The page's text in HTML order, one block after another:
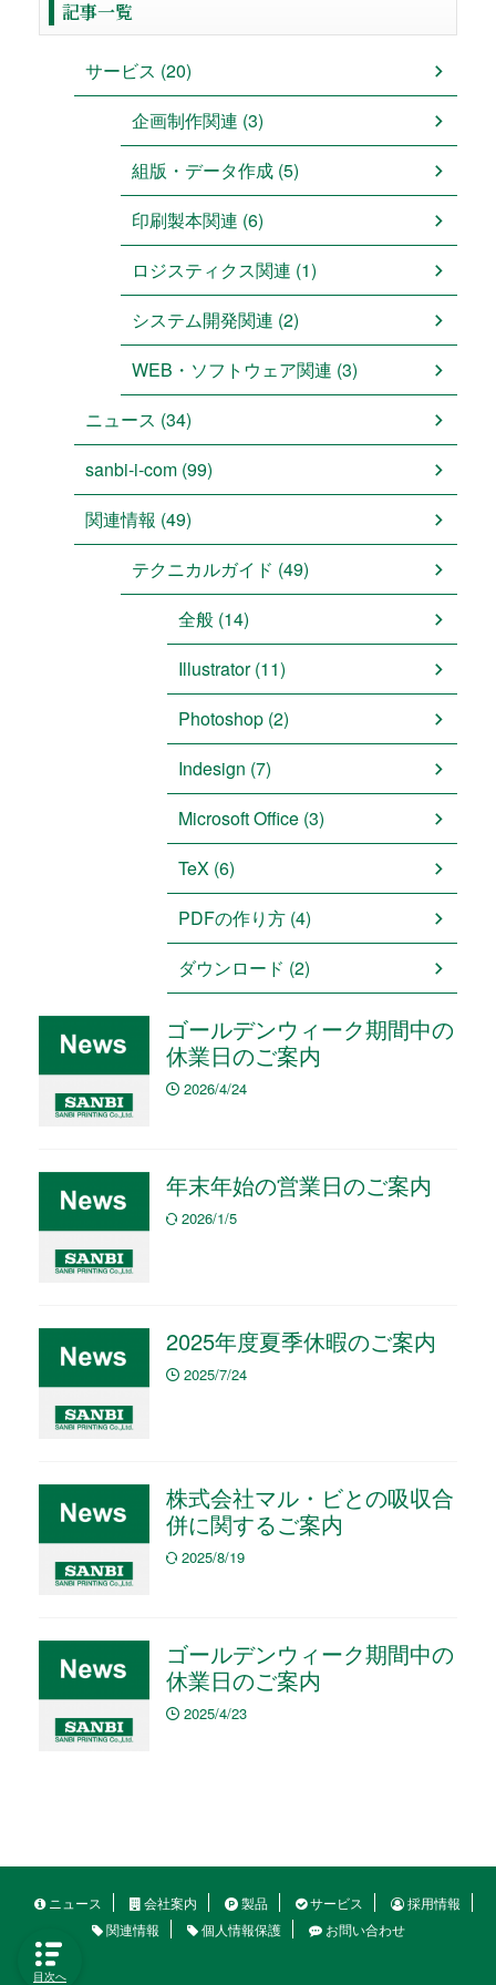
記事一覧
サービス (20)
企画制作関連 (3)
組版・データ作成 (5)
印刷製本関連 (6)
ロジスティクス関連 (1)
システム開発関連 (2)
WEB・ソフトウェア関連 (3)
ニュース (34)
sanbi-i-com (99)
関連情報 (49)
テクニカルガイド (49)
全般 (14)
Illustrator (11)
Photoshop (2)
Indesign (7)
Microsoft Office (3)
TeX (6)
PDFの作り方 (4)
ダウンロード (2)
ゴールデンウィーク期間中の
休業日のご案内
2026/4/24
年末年始の営業日のご案内
2026/1/5
2025年度夏季休暇のご案内
2025/7/24
株式会社マル・ビとの吸収合
併に関するご案内
2025/8/19
ゴールデンウィーク期間中の
休業日のご案内
2025/4/23
ニュース 会社案内 製品 サービス
採用情報
関連情報
個人情報保護 お問い合わせ
目次へ